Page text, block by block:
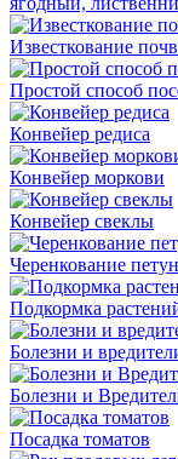
Известкование
Простой способ
Конвейер редиса
Конвейер моркови
Конвейер свеклы
Черенкование
Подкормка
Болезни и
Болезни и
Посадка томатов